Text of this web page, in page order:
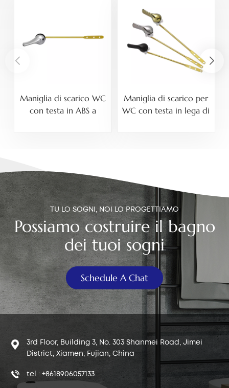
Maniglia di scarico WC
con testa in ABS a
Maniglia di scarico per
WC con testa in lega di
TU LO SOGNI, NOI LO PROGETTIAMO
Possiamo costruire il bagno
dei tuoi sogni
Schedule A Chat
3rd Floor, Building 3, No. 303 Shanmei Road, Jimei
District, Xiamen, Fujian, China
tel : +8618906057133